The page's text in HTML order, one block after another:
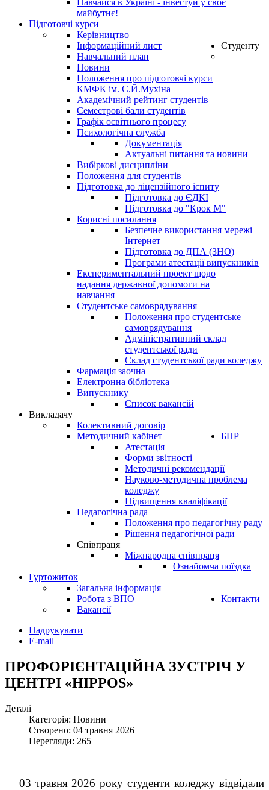
Навчайся в Україні - інвестуй у своє
майбутнє!
Підготовчі курси
Керівництво
Інформаційний лист
Навчальний план
Новини
Положення про підготовчі курси
КМФК ім. Є.Й.Мухіна
Студенту
Академічний рейтинг студентів
Семестрові бали студентів
Графік освітнього процесу
Психологічна служба
Документація
Актуальні питання та новини
Вибіркові дисципліни
Положення для студентів
Підготовка до ліцензійного іспиту
Підготовка до ЄДКІ
Підготовка до "Крок М"
Корисні посилання
Безпечне використання мережі
Інтернет
Підготовка до ДПА (ЗНО)
Програми атестації випускників
Експериментальний проект щодо
надання державної допомоги на
навчання
Студентське самоврядування
Положення про студентське
самоврядування
Адміністративний склад
студентської ради
Склад студентської ради коледжу
Фармація заочна
Електронна бібліотека
Випускнику
Список вакансій
Викладачу
Колективний договір
Методичний кабінет
Атестація
Форми звітності
Методичні рекомендації
Науково-методична проблема
коледжу
Підвищення кваліфікації
Педагогічна рада
Положення про педагогічну раду
Рішення педагогічної ради
Співпраця
Міжнародна співпраця
Ознайомча поїздка
БПР
Гуртожиток
Загальна інформація
Робота з ВПО
Контакти
Вакансії
Надрукувати
E-mail
ПРОФОРІЄНТАЦІЙНА ЗУСТРІЧ У
ЦЕНТРІ «HIPPOS»
Деталі
Категорія: Новини
Створено: 04 травня 2026
Перегляди: 265
03 травня 2026 року студенти коледжу відвідали